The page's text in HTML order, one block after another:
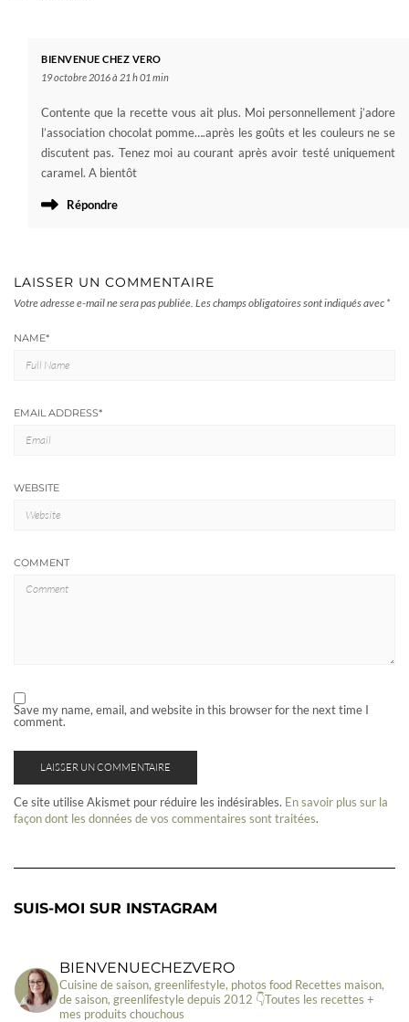
BIENVENUE CHEZ VERO
19 octobre 2016 à 21 h 01 min
Contente que la recette vous ait plus. Moi personnellement j’adore
l’association chocolat pomme….après les goûts et les couleurs ne se
discutent pas. Tenez moi au courant après avoir testé uniquement
caramel. A bientôt
Répondre
LAISSER UN COMMENTAIRE
Votre adresse e-mail ne sera pas publiée. Les champs obligatoires sont indiqués avec *
NAME*
EMAIL ADDRESS*
WEBSITE
COMMENT
Save my name, email, and website in this browser for the next time I
comment.
Ce site utilise Akismet pour réduire les indésirables. En savoir plus sur la
façon dont les données de vos commentaires sont traitées.
SUIS-MOI SUR INSTAGRAM
BIENVENUECHEZVERO
Cuisine de saison, greenlifestyle, photos food Recettes maison,
de saison, greenlifestyle depuis 2012 👇Toutes les recettes +
mes produits chouchous